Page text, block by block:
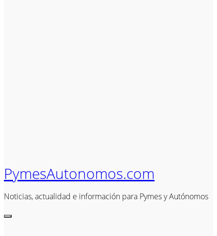
PymesAutonomos.com
Noticias, actualidad e información para Pymes y Autónomos